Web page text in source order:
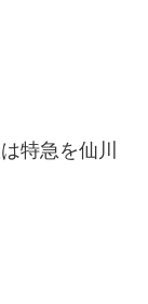
特急を仙川